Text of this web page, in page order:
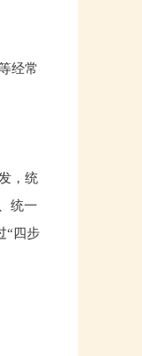
经常
，统
统一
“四步